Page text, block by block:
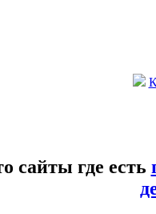
сайты где есть